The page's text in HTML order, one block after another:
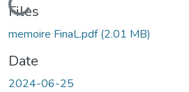
Loading...
Files
memoire FinaL.pdf(2.01 MB)
Date
2024-06-25